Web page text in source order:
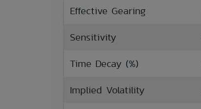
Effective Gearing
Sensitivity
Time Decay (%)
Implied Volatility